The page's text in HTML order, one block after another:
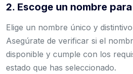
2. Escoge un nombre para
Elige un nombre único y
Asegúrate de verificar si el
disponible y cumple con los
estado que has seleccionado.